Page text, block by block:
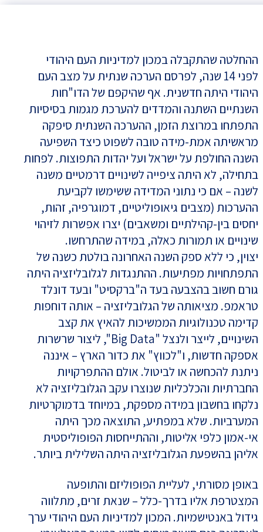
ההחלטה שהתקבלה במכון למדיניות העם היהודי
לפני 14 שנה, לפרסם הערכה שנתית על מצב העם
היהודי היתה חדשנית. אף שהיקפם של הדו"חות
השנתיים השתנה והמדדים להערכת מגמות בסיסיות
התפתחו במרוצת הזמן, ההערכה השנתית סיפקה
מראשיתה אמת-מידה טובה לשפוט כיצד השפיעה
השנה החולפת על ישראל ועל יהדות התפוצות. לפחות
בתחילה, לא היתה ציפייה לשינויים דרמטיים משנה
לשנה – אם כי נתוני המדידה ששימשו לקביעת
ההערכות (מצבים גיאופוליטיים, דמוגרפיה, זהות,
יחסים בין-קהילתיים ומשאבים) יצרו אפשרות לזיהוי
שינויים או תמורות כאלה, במידה שהתרחשו.
יצוין, כי ללא ספק השנה האחרונה בולטת כשנה של
התפתחויות מפתיעות. ההתנגדות לגלובליזציה היתה
גורם חשוב בהצבעה בעד ה"ברקסיט" ובעד דונלד
טראמפ. מציאותה של הגלובליזציה – אותה דוחפות
קדימה טכנולוגיות הממשיכות להאיץ את קצב
השינויים, לייצר ולנצל "Big Data", ליצור שרשרות
אספקה חדשות, ו"לכווץ" את כדור הארץ – איננה
ניתנת להכחשה או לביטול. אולם ההתפרקויות
החברתיות והכלכליות שנוצרו עקב הגלובליזציה לא
נלקחו בחשבון במידה מספקת, במיוחד בדמוקרטיות
המערביות. שלא במפתיע, התוצאה מכך היתה
אי-אמון כלפי אליטות, וההתייחסות הפופוליסטית
אליהן בהשפעת הגלובליזציה היתה השלילית ביותר.
באופן מסורתי, לעליית הפופוליזם והתופעה
המצטרפת אליו בדרך-כלל – שנאת זרים, מתלווה
גידול באנטישמיות. המכון למדיניות העם היהודי ערך